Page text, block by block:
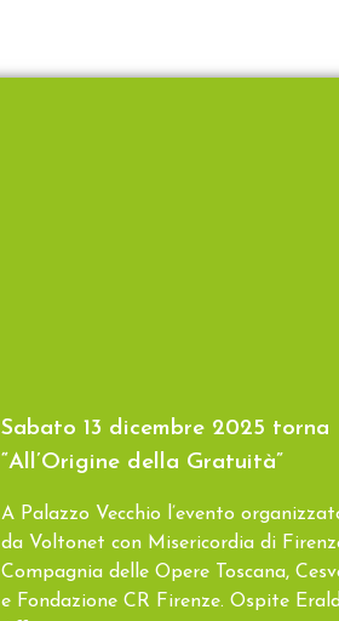
Sabato 13 dicembre 2025 torna
“All’Origine della Gratuità”
A Palazzo Vecchio l’evento
da Voltonet con Misericordia di
Compagnia delle Opere Toscana,
e Fondazione CR Firenze. Ospite